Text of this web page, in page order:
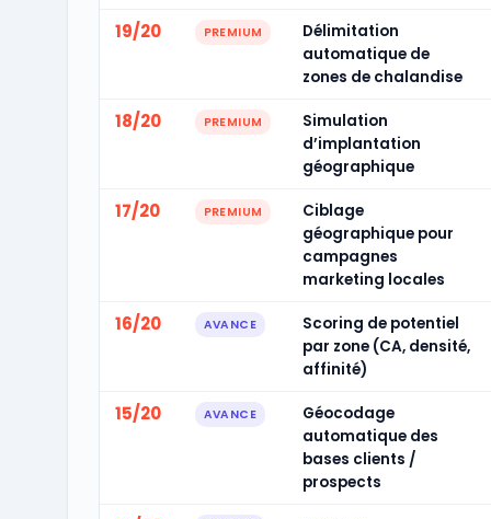
19/20 PREMIUM
Délimitation
automatique de
zones de chalandise
18/20 PREMIUM
Simulation
d’implantation
géographique
17/20 PREMIUM
Ciblage
géographique pour
campagnes
marketing locales
16/20 AVANCE
Scoring de potentiel
par zone (CA, densité,
affinité)
15/20 AVANCE
Géocodage
automatique des
bases clients /
prospects